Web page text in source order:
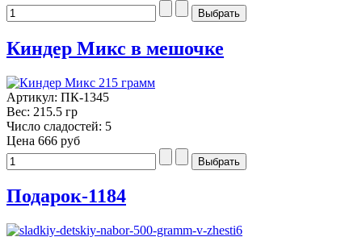
Киндер Микс в мешочке
Артикул: ПК-1345
Вес: 215.5 гр
Число сладостей: 5
Цена 666 руб
Подарок-1184